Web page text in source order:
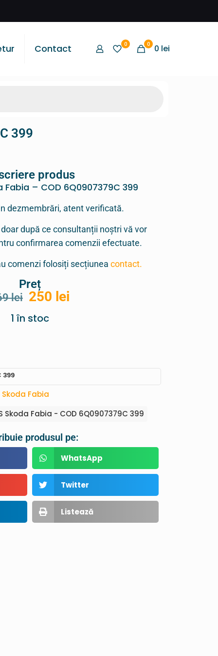
Contact 0 0 0 lei
399
produs
Fabia – COD 6Q0907379C 399
dezmembrări, atent verificată.
după ce consultanții noștri vă vor
confirmarea comenzii efectuate.
comenzi folosiți secțiunea contact.
Preț
lei 250 lei
1 în stoc
399
Skoda Fabia
Skoda Fabia - COD 6Q0907379C 399
produsul pe:
WhatsApp
Twitter
Listează